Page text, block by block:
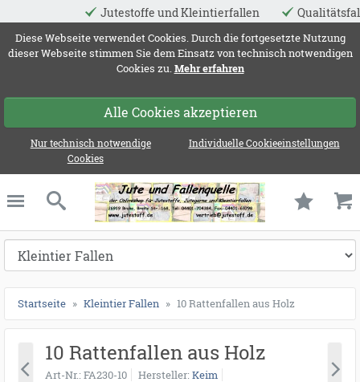
Jutestoffe und Kleintierfallen Qualitätsfallen made
Diese Webseite verwendet Cookies. Durch die fortgesetzte Nutzung
dieser Webseite stimmen Sie dem Einsatz von technisch notwendigen
Cookies zu. Mehr erfahren
Alle Cookies akzeptieren
Nur technisch notwendige
Cookies
Individuelle Cookieeinstellungen
Jute und
schließen
Suche
Startseite Kleintier Fallen 10 Rattenfallen aus Holz
10 Rattenfallen aus Holz
Art-Nr. FA230-10 Hersteller Keim